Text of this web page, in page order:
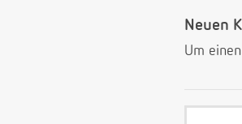
Neuen
Um